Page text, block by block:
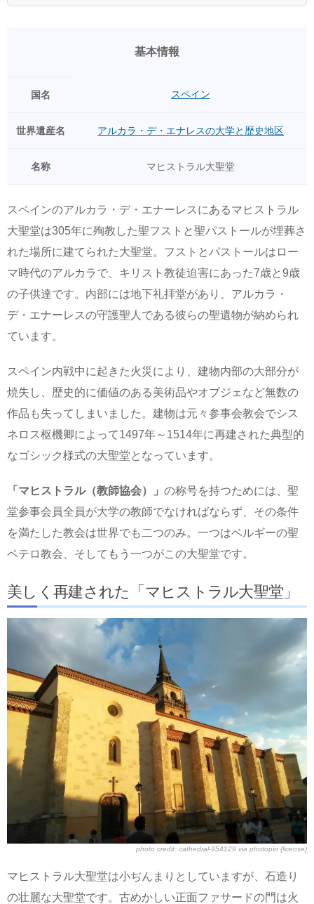
基本情報
国名 スペイン
世界遺産名 アルカラ・デ・エナレスの大学と歴史地区
名称 マヒストラル大聖堂
スペインのアルカラ・デ・エナーレスにあるマヒストラル
大聖堂は305年に殉教した聖フストと聖パストールが埋葬さ
れた場所に建てられた大聖堂。フストとパストールはロー
マ時代のアルカラで、キリスト教徒迫害にあった7歳と9歳
の子供達です。内部には地下礼拝堂があり、アルカラ・
デ・エナーレスの守護聖人である彼らの聖遺物が納められ
ています。
スペイン内戦中に起きた火災により、建物内部の大部分が
焼失し、歴史的に価値のある美術品やオブジェなど無数の
作品も失ってしまいました。建物は元々参事会教会でシス
ネロス枢機卿によって1497年～1514年に再建された典型的
なゴシック様式の大聖堂となっています。
「マヒストラル（教師協会）」 の称号を持つためには、聖
堂参事会員全員が大学の教師でなければならず、その条件
を満たした教会は世界でも二つのみ。一つはベルギーの聖
ペテロ教会、そしてもう一つがこの大聖堂です。
美しく再建された「マヒストラル大聖堂」
photo credit: cathedral-954129 via photopin (license)
マヒストラル大聖堂は小ぢんまりとしていますが、石造り
の壮麗な大聖堂です。古めかしい正面ファサードの門は火